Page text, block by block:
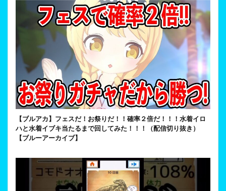
【ブルアカ】フェスだ！お祭りだ！！確率２倍だ！！！水着イロ
ハと水着イブキ当たるまで回してみた！！！（配信切り抜き）
【ブルーアーカイブ】